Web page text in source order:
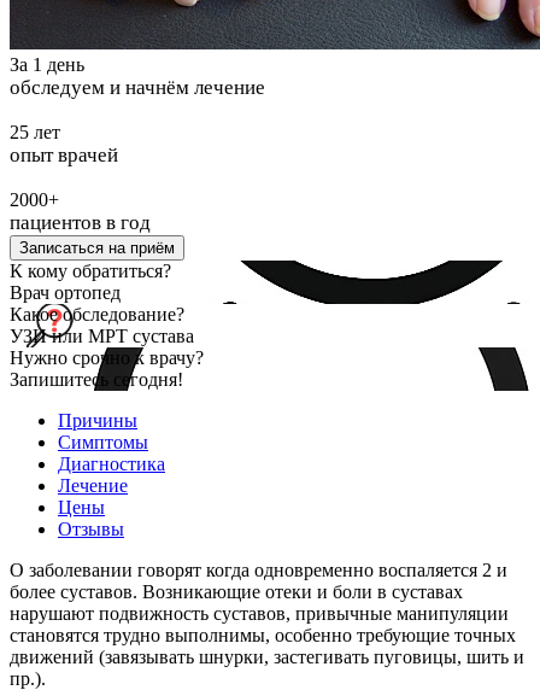
За 1 день
обследуем и начнём лечение
25 лет
опыт врачей
2000+
пациентов в год
Записаться на приём
К кому обратиться?
Врач ортопед
Какое обследование?
УЗИ или МРТ сустава
Нужно срочно к врачу?
Запишитесь сегодня!
Причины
Симптомы
Диагностика
Лечение
Цены
Отзывы
О заболевании говорят когда одновременно воспаляется 2 и
более суставов. Возникающие отеки и боли в суставах
нарушают подвижность суставов, привычные манипуляции
становятся трудно выполнимы, особенно требующие точных
движений (завязывать шнурки, застегивать пуговицы, шить и
пр.).